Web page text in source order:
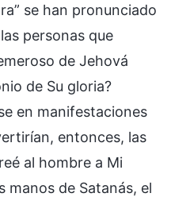
se han pronunciado
personas que
de Jehová
de Su gloria?
en manifestaciones
entonces, las
al hombre a Mi
manos de Satanás, el